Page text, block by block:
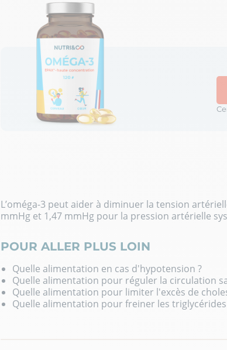
L’oméga-3 peut aider à diminuer la tension
mmHg et 1,47 mmHg pour la pression artérielle
POUR ALLER PLUS LOIN
Quelle alimentation en cas d'hypotension ?
Quelle alimentation pour réguler la circulation
Quelle alimentation pour limiter l'excès de
Quelle alimentation pour freiner les triglycérides